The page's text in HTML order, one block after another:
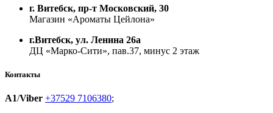
г. Витебск, пр-т Московский, 30
Магазин «Ароматы Цейлона»
г.Витебск, ул. Ленина 26а
ДЦ «Марко-Сити», пав.37, минус 2 этаж
Контакты
A1/Viber +37529 7106380;